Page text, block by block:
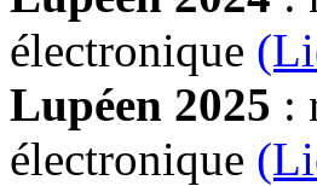
électronique
Lupéen 2025 :
électronique (L